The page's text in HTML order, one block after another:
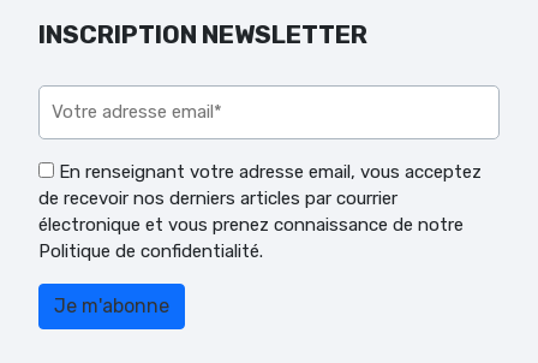
INSCRIPTION NEWSLETTER
En renseignant votre adresse email, vous acceptez
de recevoir nos derniers articles par courrier
électronique et vous prenez connaissance de notre
Politique de confidentialité.